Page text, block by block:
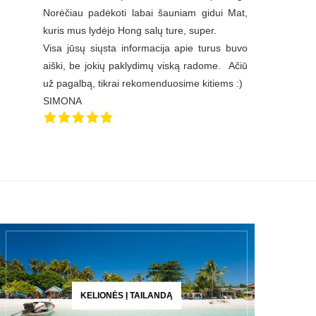
Norėčiau padėkoti labai šauniam gidui Mat,
kuris mus lydėjo Hong salų ture, super.
Visa jūsų siųsta informacija apie turus buvo
aiški, be jokių paklydimų viską radome. Ačiū
už pagalbą, tikrai rekomenduosime kitiems :)
SIMONA
KELIONĖS Į TAILANDĄ